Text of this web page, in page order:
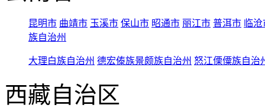
昆明市 曲靖市 玉溪市 保山市 昭通市 丽江市 普洱市 临
族自治州
大理白族自治州 德宏傣族景颇族自治州 怒江傈僳族自治
西藏自治区